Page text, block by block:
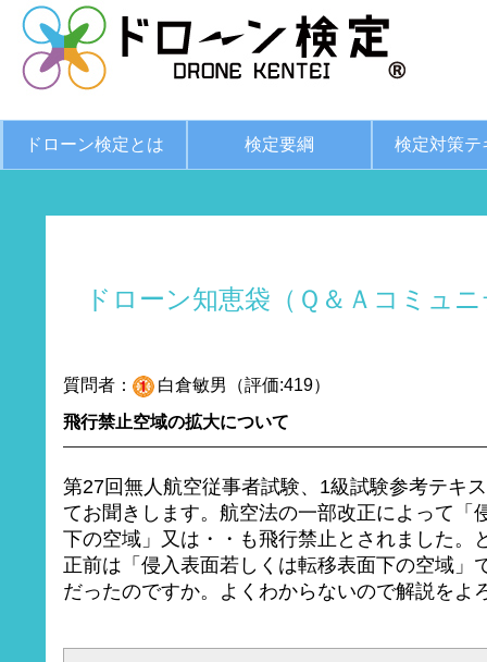
ドローン検定とは 検定要綱 検定対策テ
ドローン知恵袋（Ｑ＆Ａコミュ
質問者：
白倉敏男（評価:419）
飛行禁止空域の拡大について
第27回無人航空従事者試験、1級試験参考テキ
てお聞きします。航空法の一部改正によって「
下の空域」又は・・も飛行禁止とされました。
正前は「侵入表面若しくは転移表面下の空域」
だったのですか。よくわからないので解説をよ